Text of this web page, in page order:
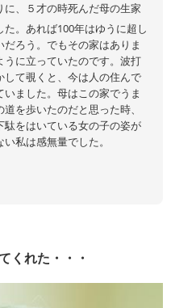
に、５才の時死んだ母の生家
。あれば100年はゆうに超し
ろう。でもその家はありま
うに立っていたのです。波打
して覗くと、今は人の住んで
ました。母はこの家でうま
を歩いたのだと思った時、
をはいている女の子の姿が
私は感無量でした。
くれた・・・